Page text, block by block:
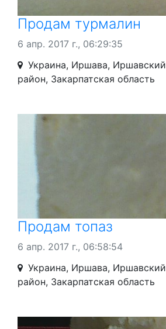
Продам турмалин
6 апр. 2017 г., 06:29:35
Украина, Иршава, Иршавский
район, Закарпатская область
Продам топаз
6 апр. 2017 г., 06:58:54
Украина, Иршава, Иршавский
район, Закарпатская область